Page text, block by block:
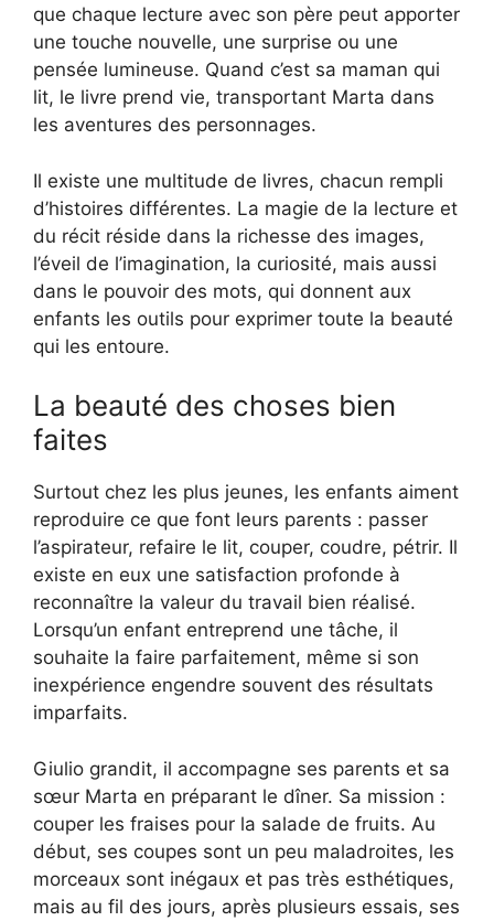
que chaque lecture avec son père peut apporter
une touche nouvelle, une surprise ou une
pensée lumineuse. Quand c’est sa maman qui
lit, le livre prend vie, transportant Marta dans
les aventures des personnages.
Il existe une multitude de livres, chacun rempli
d’histoires différentes. La magie de la lecture et
du récit réside dans la richesse des images,
l’éveil de l’imagination, la curiosité, mais aussi
dans le pouvoir des mots, qui donnent aux
enfants les outils pour exprimer toute la beauté
qui les entoure.
La beauté des choses bien
faites
Surtout chez les plus jeunes, les enfants aiment
reproduire ce que font leurs parents : passer
l’aspirateur, refaire le lit, couper, coudre, pétrir. Il
existe en eux une satisfaction profonde à
reconnaître la valeur du travail bien réalisé.
Lorsqu’un enfant entreprend une tâche, il
souhaite la faire parfaitement, même si son
inexpérience engendre souvent des résultats
imparfaits.
Giulio grandit, il accompagne ses parents et sa
sœur Marta en préparant le dîner. Sa mission :
couper les fraises pour la salade de fruits. Au
début, ses coupes sont un peu maladroites, les
morceaux sont inégaux et pas très esthétiques,
mais au fil des jours, après plusieurs essais, ses